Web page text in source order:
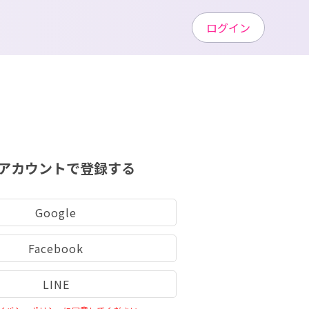
カウントで登録する
Google
Facebook
LINE
ログイン